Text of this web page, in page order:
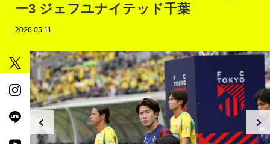
ー3 ジェフユナイテッド千葉
2026.05.11